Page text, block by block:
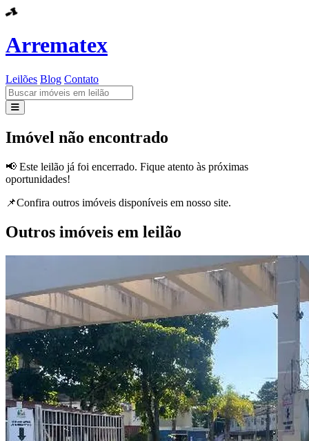
Arrematex
Leilões Blog Contato
Leilões
Imóvel não encontrado
📢 Este leilão já foi encerrado. Fique atento às próximas
oportunidades!
📌Confira outros imóveis disponíveis em nosso site.
Outros imóveis em leilão